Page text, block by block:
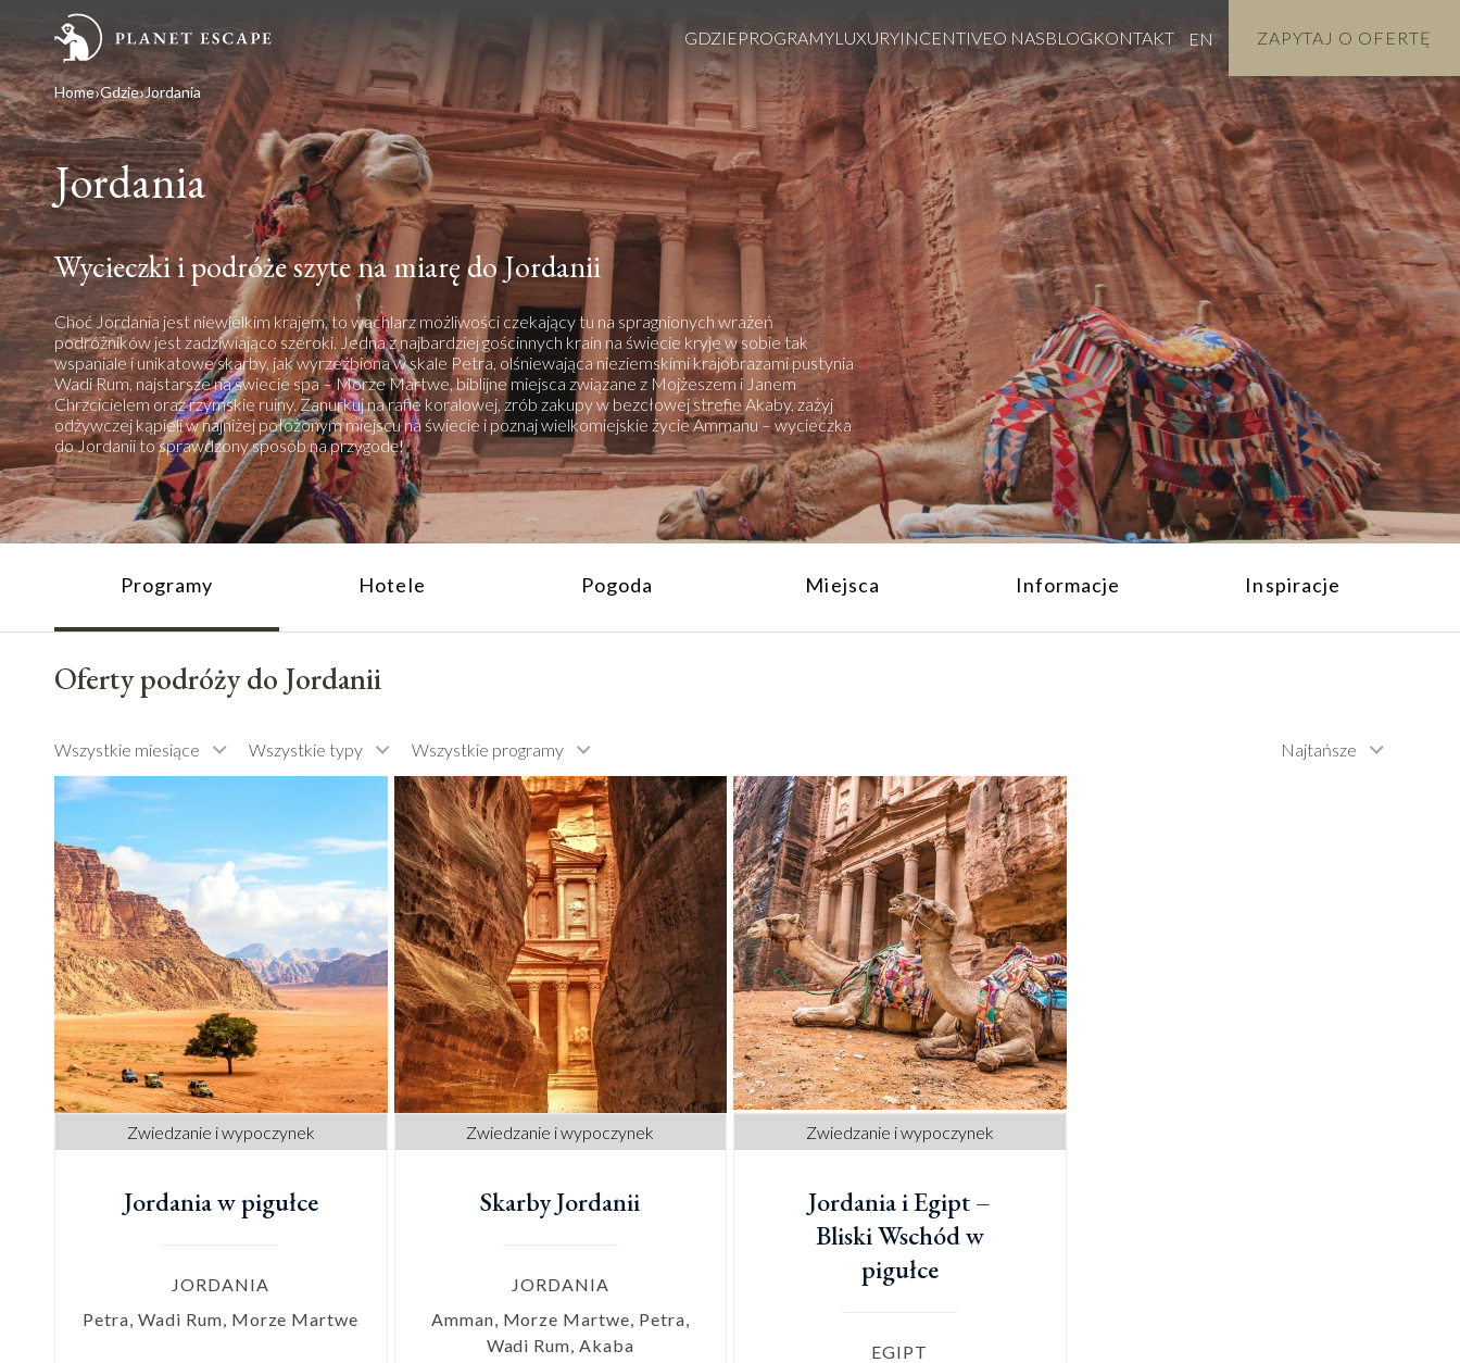
GDZIEPROGRAMYLUXURYINCENTIVEO NASBLOGKONTAKT EN ZAPYTAJ O OFERTĘ
Home Gdzie Jordania
Jordania
Wycieczki i podróże szyte na miarę do Jordanii
Choć Jordania jest niewielkim krajem, to wachlarz możliwości czekający tu na spragnionych wrażeń
podróżników jest zadziwiająco szeroki. Jedna z najbardziej gościnnych krain na świecie kryje w sobie tak
wspaniale i unikatowe skarby, jak wyrzeźbiona w skale Petra, olśniewająca nieziemskimi krajobrazami pustynia
Wadi Rum, najstarsze na świecie spa – Morze Martwe, biblijne miejsca związane z Mojżeszem i Janem
Chrzcicielem oraz rzymskie ruiny. Zanurkuj na rafie koralowej, zrób zakupy w bezcłowej strefie Akaby, zażyj
odżywczej kąpieli w najniżej położonym miejscu na świecie i poznaj wielkomiejskie życie Ammanu – wycieczka
do Jordanii to sprawdzony sposób na przygodę!
Programy Hotele Pogoda Miejsca Informacje Inspiracje
Oferty podróży do Jordanii
Wszystkie miesiące Wszystkie typy Wszystkie programy Najtańsze
Zwiedzanie i wypoczynek
Jordania w pigułce
JORDANIA
Petra, Wadi Rum, Morze Martwe
Zwiedzanie i wypoczynek
Skarby Jordanii
JORDANIA
Amman, Morze Martwe, Petra,
Wadi Rum, Akaba
Zwiedzanie i wypoczynek
Jordania i Egipt –
Bliski Wschód w
pigułce
EGIPT